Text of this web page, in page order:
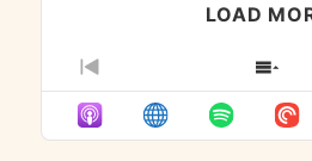
LOAD
PREVIOUS
EPISODE
LIST